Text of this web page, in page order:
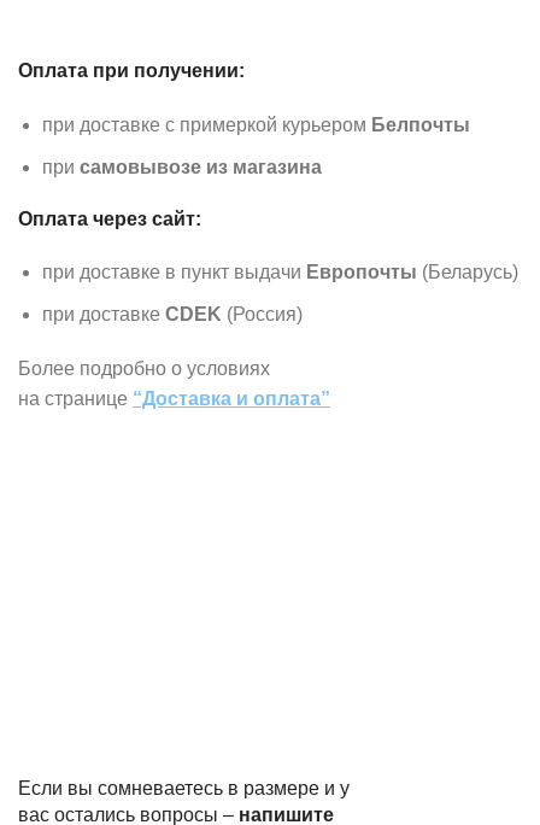
Оплата при получении:
при доставке с примеркой курьером Белпочты
при самовывозе из магазина
Оплата через сайт:
при доставке в пункт выдачи Европочты (Беларусь)
при доставке CDEK (Россия)
Более подробно о условиях
на странице “Доставка и оплата”
Если вы сомневаетесь в размере и у
вас остались вопросы – напишите